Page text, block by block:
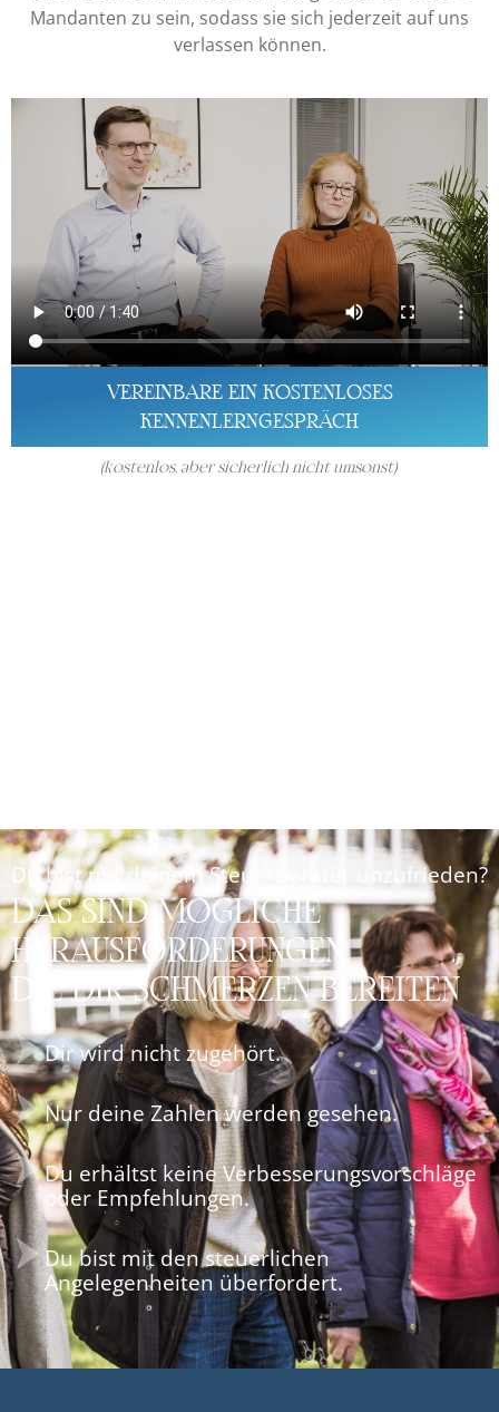
Mandanten zu sein, sodass sie sich jederzeit auf uns
verlassen können.
VEREINBARE EIN KOSTENLOSES
KENNENLERNGESPRÄCH
(kostenlos, aber sicherlich nicht umsonst)
Du bist mit deinem Steuerberater unzufrieden?
DAS SIND MÖGLICHE
HERAUSFORDERUNGEN,
DIE DIR SCHMERZEN BEREITEN
Dir wird nicht zugehört.
Nur deine Zahlen werden gesehen.
Du erhältst keine Verbesserungsvorschläge
oder Empfehlungen.
Du bist mit den steuerlichen
Angelegenheiten überfordert.